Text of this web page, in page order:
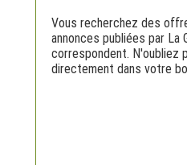
Vous recherchez des
annonces publiées par
correspondent. N'oubliez
directement dans votre